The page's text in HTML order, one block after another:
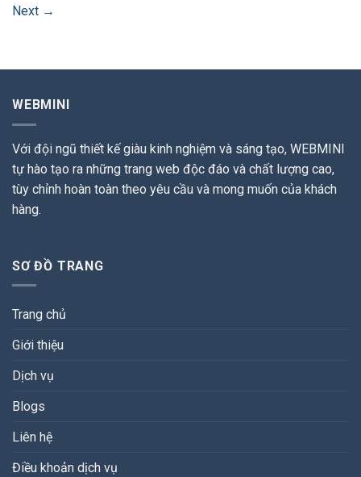
Next →
WEBMINI
Với đội ngũ thiết kế giàu kinh nghiệm và sáng tạo, WEBMINI
tự hào tạo ra những trang web độc đáo và chất lượng cao,
tùy chỉnh hoàn toàn theo yêu cầu và mong muốn của khách
hàng.
SƠ ĐỒ TRANG
Trang chủ
Giới thiệu
Dịch vụ
Blogs
Liên hệ
Điều khoản dịch vụ